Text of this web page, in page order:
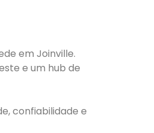
em Joinville.
e um hub de
confiabilidade e